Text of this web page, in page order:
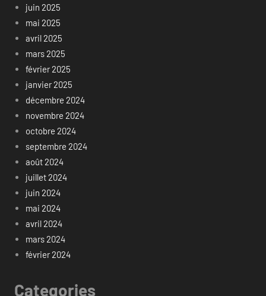
juin 2025
mai 2025
avril 2025
mars 2025
février 2025
janvier 2025
décembre 2024
novembre 2024
octobre 2024
septembre 2024
août 2024
juillet 2024
juin 2024
mai 2024
avril 2024
mars 2024
février 2024
Categories